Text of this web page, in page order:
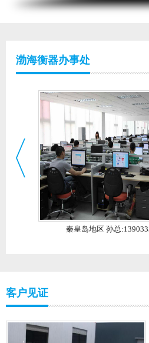
渤海衡器办事处
秦皇岛地区 孙总
客户见证